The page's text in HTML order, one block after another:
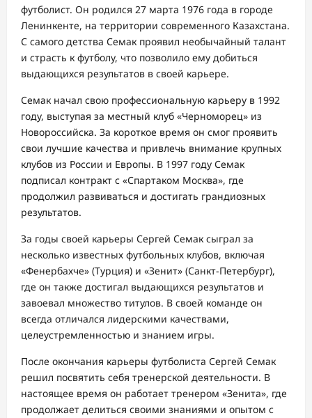
футболист. Он родился 27 марта 1976 года в городе
Ленинкенте, на территории современного Казахстана.
С самого детства Семак проявил необычайный талант
и страсть к футболу, что позволило ему добиться
выдающихся результатов в своей карьере.
Семак начал свою профессиональную карьеру в 1992
году, выступая за местный клуб «Черноморец» из
Новороссийска. За короткое время он смог проявить
свои лучшие качества и привлечь внимание крупных
клубов из России и Европы. В 1997 году Семак
подписал контракт с «Спартаком Москва», где
продолжил развиваться и достигать грандиозных
результатов.
За годы своей карьеры Сергей Семак сыграл за
несколько известных футбольных клубов, включая
«Фенербахче» (Турция) и «Зенит» (Санкт-Петербург),
где он также достигал выдающихся результатов и
завоевал множество титулов. В своей команде он
всегда отличался лидерскими качествами,
целеустремленностью и знанием игры.
После окончания карьеры футболиста Сергей Семак
решил посвятить себя тренерской деятельности. В
настоящее время он работает тренером «Зенита», где
продолжает делиться своими знаниями и опытом с